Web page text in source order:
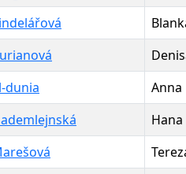
dunia Anna
Hana